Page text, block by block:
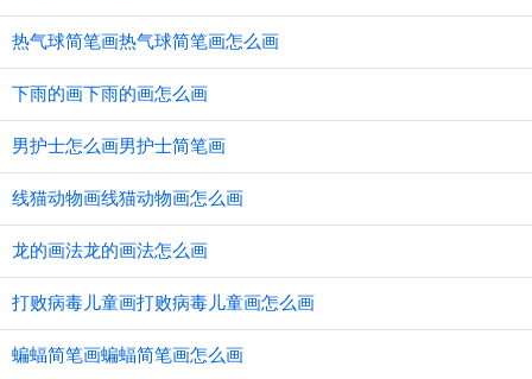
热气球简笔画热气球简笔画怎么画
下雨的画下雨的画怎么画
男护士怎么画男护士简笔画
线猫动物画线猫动物画怎么画
龙的画法龙的画法怎么画
打败病毒儿童画打败病毒儿童画怎么画
蝙蝠简笔画蝙蝠简笔画怎么画